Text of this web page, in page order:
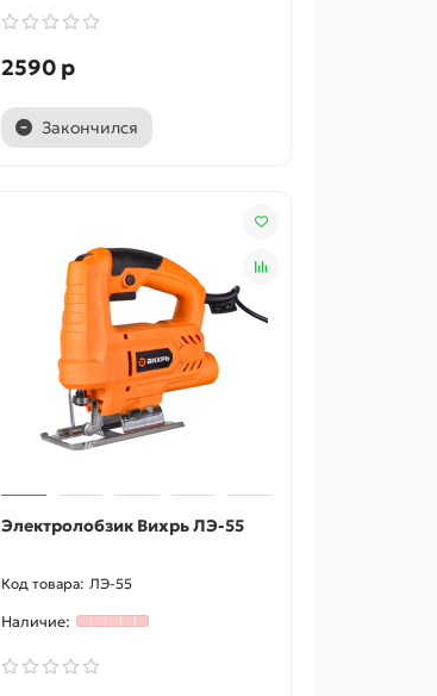
2590 р
Закончился
Электролобзик Вихрь ЛЭ-55
ЛЭ-55